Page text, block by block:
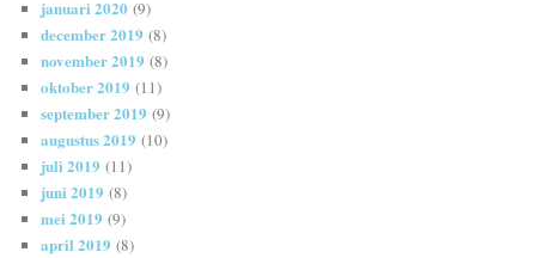
januari 2020 (9)
december 2019 (8)
november 2019 (8)
oktober 2019 (11)
september 2019 (9)
augustus 2019 (10)
juli 2019 (11)
juni 2019 (8)
mei 2019 (9)
april 2019 (8)